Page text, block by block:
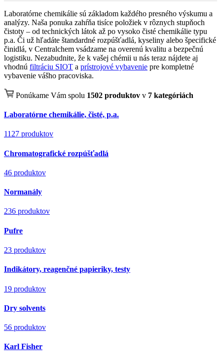
Laboratórne chemikálie sú základom každého presného výskumu a
analýzy. Naša ponuka zahŕňa tisíce položiek v rôznych stupňoch
čistoty – od technických látok až po vysoko čisté chemikálie typu
p.a. Či už hľadáte štandardné rozpúšťadlá, kyseliny alebo špecifické
činidlá, v Centralchem vsádzame na overenú kvalitu a bezpečnú
logistiku. Nezabudnite, že k vašej chémii u nás teraz nájdete aj
vhodnú filtráciu SIOT a prístrojové vybavenie pre kompletné
vybavenie vášho pracoviska.
Ponúkame Vám spolu 1502 produktov v 7 kategóriách
Laboratórne chemikálie, čisté, p.a.
1127 produktov
Chromatografické rozpúšťadlá
46 produktov
Normanály
236 produktov
Pufre
23 produktov
Indikátory, reagenčné papieriky, testy
19 produktov
Dry solvents
56 produktov
Karl Fisher